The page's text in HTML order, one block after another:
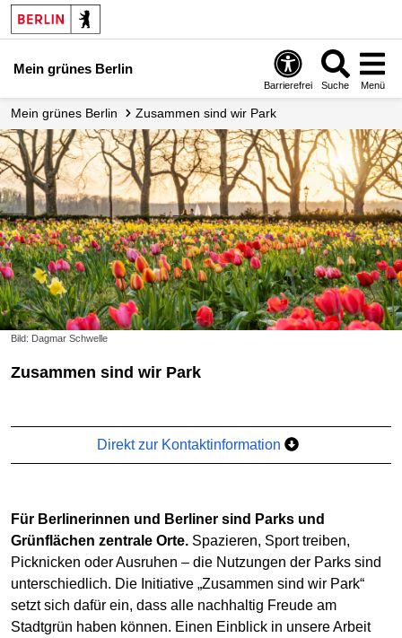
Mein grünes Berlin
Barrierefrei Suche Menü
Mein grünes Berlin Zusammen sind wir Park
Bild: Dagmar Schwelle
Zusammen sind wir Park
Direkt zur Kontaktinformation
Für Berlinerinnen und Berliner sind Parks und
Grünflächen zentrale Orte. Spazieren, Sport treiben,
Picknicken oder Ausruhen – die Nutzungen der Parks sind
unterschiedlich. Die Initiative „Zusammen sind wir Park“
setzt sich dafür ein, dass alle nachhaltig Freude am
Stadtgrün haben können. Einen Einblick in unsere Arbeit